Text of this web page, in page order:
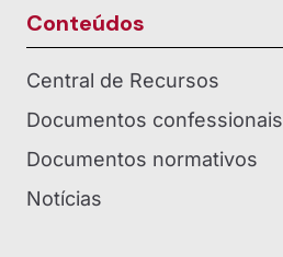
Conteúdos
Central de Recursos
Documentos confessionais
Documentos normativos
Notícias